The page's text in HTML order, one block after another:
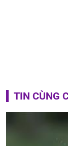
TIN CÙNG